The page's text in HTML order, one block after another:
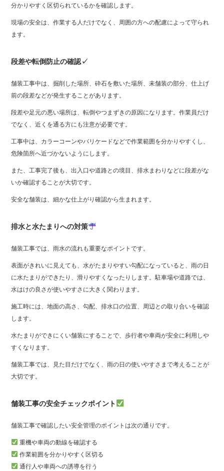
分かりやすく区切られているかを確認します。
現場の安全は、作業する人だけでなく、周囲の方への配慮によって守られ
ます。
段差や転倒防止の確認✓
舗装工事中は、掘削した場所、砕石を敷いた場所、未舗装の部分、仕上げ
前の段差などが発生することがあります。
段差や足元の悪い場所は、転倒やつまずきの原因になります。作業員だけ
でなく、近くを通る方にも注意が必要です。
工事中は、カラーコーンやバリケードなどで作業範囲を分かりやすくし、
危険箇所へ近づかないようにします。
また、工事完了後も、出入口や道路との境目、排水まわりなどに段差がな
いか確認することが大切です。
安全な舗装は、細かな仕上がり確認から生まれます。
排水と水たまりへの対策
舗装工事では、雨水の流れも重要なポイントです。
表面がきれいに見えても、水がたまりやすい勾配になっていると、雨の日
に水たまりができたり、滑りやすくなったりします。駐車場や道路では、
水はけの良さが使いやすさに大きく関わります。
施工時には、地面の高さ、勾配、排水口の位置、周辺との取り合いを確認
します。
水たまりができにくい舗装にすることで、歩行者や車両が安全に利用しや
すくなります。
舗装工事では、見た目だけでなく、雨の日の使いやすさまで考えることが
大切です。
舗装工事の安全チェックポイント
舗装工事で確認したい安全管理のポイントは次の通りです。
重機や車両の動線を確認する
作業範囲を分かりやすく区切る
通行人や車両への誘導を行う